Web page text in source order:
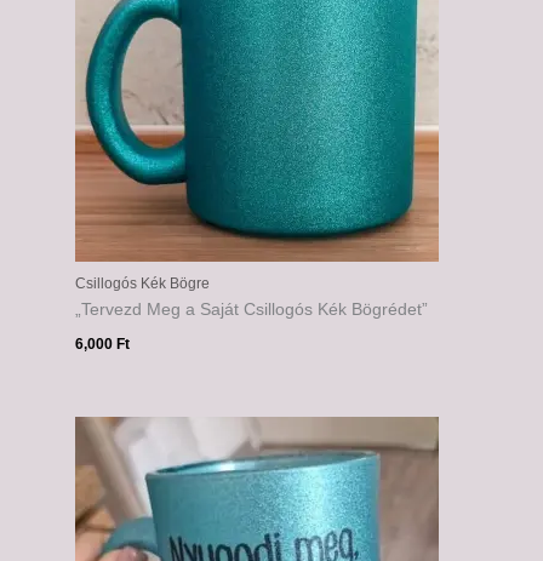
Csillogós Kék Bögre
„Tervezd Meg a Saját Csillogós Kék Bögrédet”
6,000 Ft
6,500 Ft